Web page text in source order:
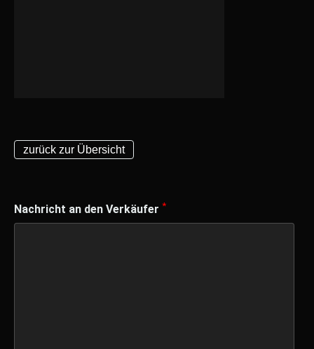
zurück zur Übersicht
Nachricht an den Verkäufer *